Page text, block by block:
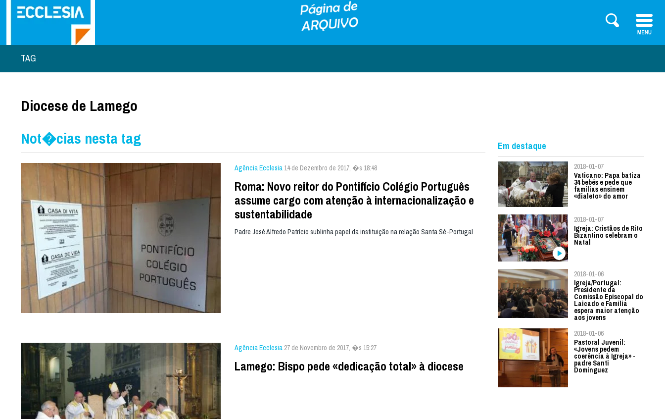
TAG
Diocese de Lamego
Not�cias nesta tag
Agência Ecclesia 14 de Dezembro de 2017, �s 18:48
Roma: Novo reitor do Pontifício Colégio Português
assume cargo com atenção à internacionalização e
sustentabilidade
Padre José Alfredo Patrício sublinha papel da instituição na relação Santa Sé-Portugal
Agência Ecclesia 27 de Novembro de 2017, �s 15:27
Lamego: Bispo pede «dedicação total» à diocese
Em destaque
2018-01-07
Vaticano: Papa batiza
34 bebés e pede que
famílias ensinem
«dialeto» do amor
2018-01-07
Igreja: Cristãos de Rito
Bizantino celebram o
Natal
2018-01-06
Igreja/Portugal:
Presidente da
Comissão Episcopal do
Laicado e Família
espera maior atenção
aos jovens
2018-01-06
Pastoral Juvenil:
«Jovens pedem
coerência à Igreja» -
padre Santi
Dominguez